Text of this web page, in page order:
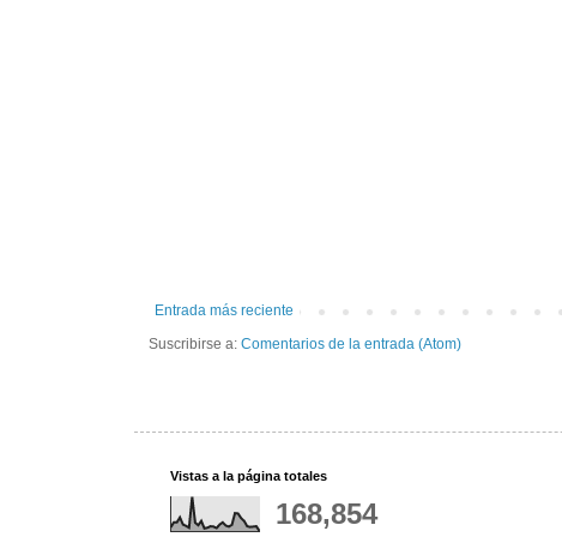
Entrada más reciente
Suscribirse a: Comentarios de la entrada (Atom)
Vistas a la página totales
168,854